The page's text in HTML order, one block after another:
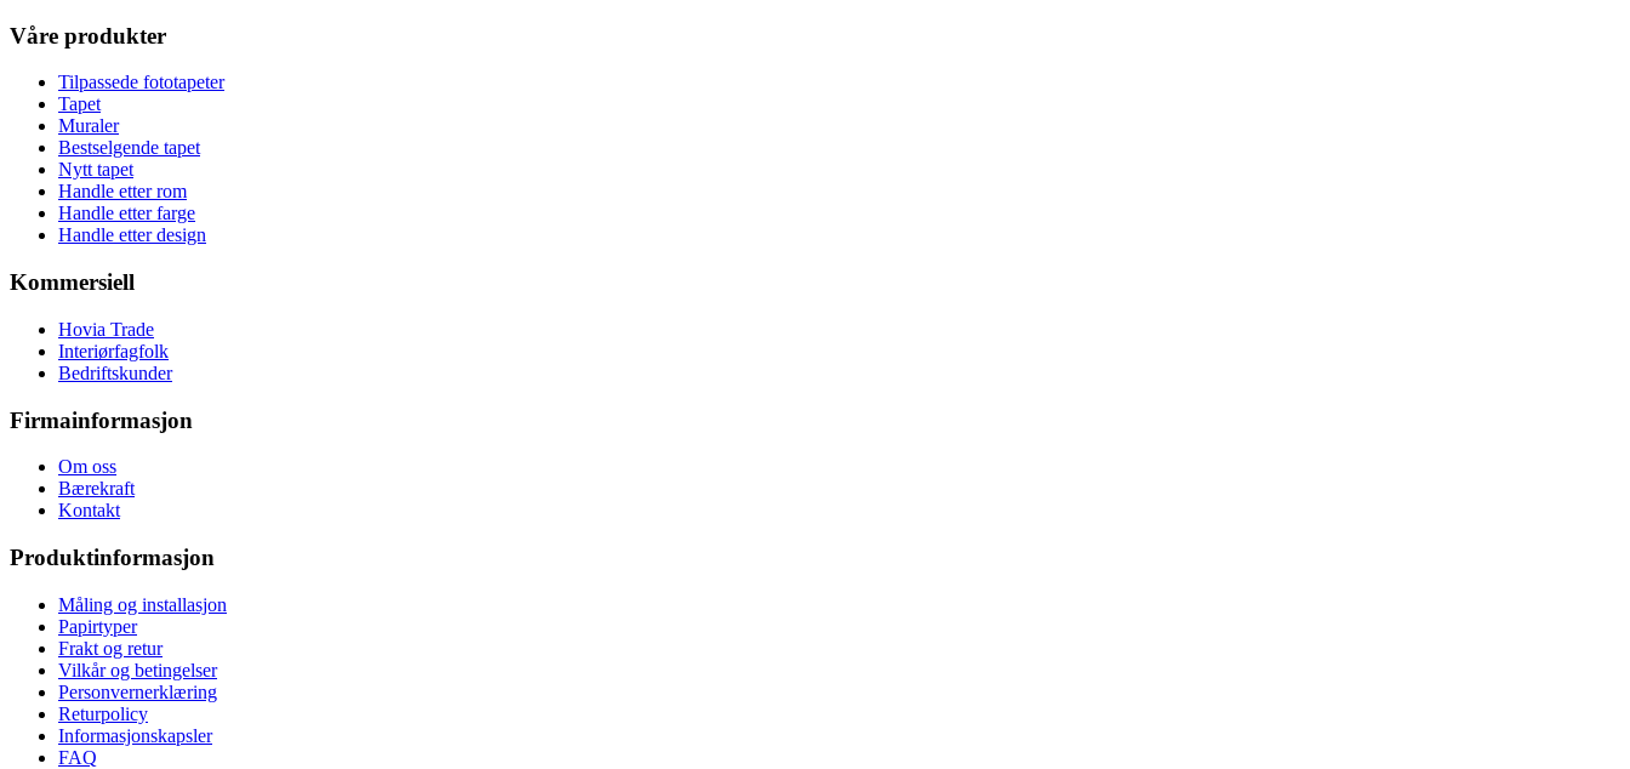
Våre produkter
Tilpassede fototapeter
Tapet
Muraler
Bestselgende tapet
Nytt tapet
Handle etter rom
Handle etter farge
Handle etter design
Kommersiell
Hovia Trade
Interiørfagfolk
Bedriftskunder
Firmainformasjon
Om oss
Bærekraft
Kontakt
Produktinformasjon
Måling og installasjon
Papirtyper
Frakt og retur
Vilkår og betingelser
Personvernerklæring
Returpolicy
Informasjonskapsler
FAQ